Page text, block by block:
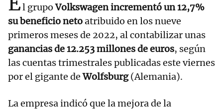
l grupoVolkswagen incrementó un 12,7%
su beneficio netoatribuido en los nueve
primeros meses de 2022, al contabilizar unas
ganancias de 12.253 millones de euros, según
las cuentas trimestrales publicadas este viernes
por el gigante deWolfsburg(Alemania).
La empresa indicó que la mejora de la